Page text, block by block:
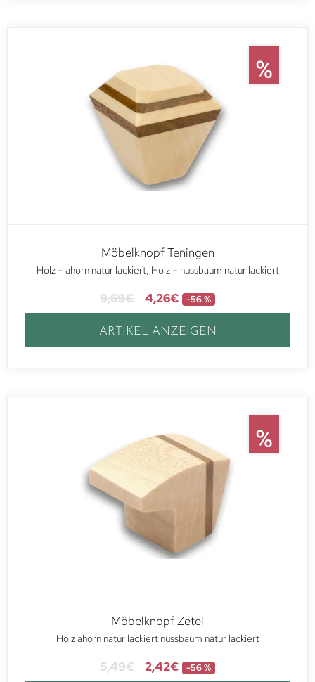
Möbelknopf Teningen
Holz – ahorn natur lackiert, Holz – nussbaum natur lackiert
9,69€ 4,26€ -56 %
ARTIKEL ANZEIGEN
Möbelknopf Zetel
Holz ahorn natur lackiert nussbaum natur lackiert
5,49€ 2,42€ -56 %